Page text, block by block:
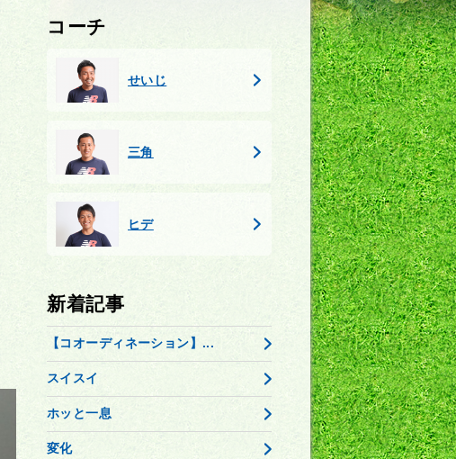
コーチ
せいじ
三角
ヒデ
新着記事
【コオーディネーション】...
スイスイ
ホッと一息
変化